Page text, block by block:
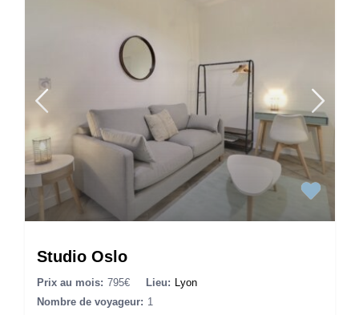
Studio Oslo
Prix au mois: 795€ Lieu: Lyon
Nombre de voyageur: 1